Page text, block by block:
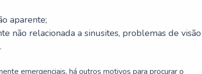
aparente;
não relacionada a sinusites, problemas de visão
emergenciais, há outros motivos para procurar o